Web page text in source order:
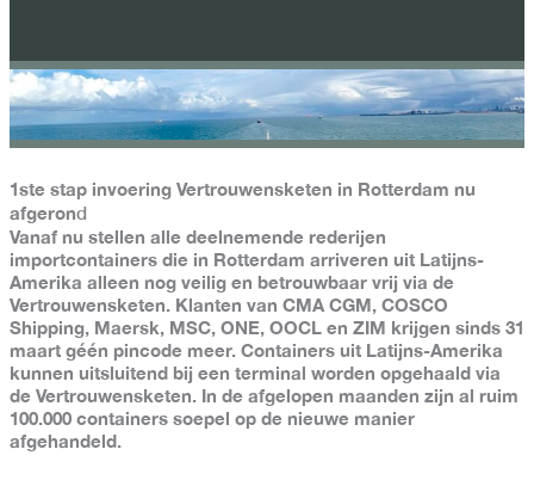
1ste stap invoering Vertrouwensketen in Rotterdam nu
afgerond
Vanaf nu stellen alle deelnemende rederijen
importcontainers die in Rotterdam arriveren uit Latijns-
Amerika alleen nog veilig en betrouwbaar vrij via de
Vertrouwensketen. Klanten van CMA CGM, COSCO
Shipping, Maersk, MSC, ONE, OOCL en ZIM krijgen sinds 31
maart géén pincode meer. Containers uit Latijns-Amerika
kunnen uitsluitend bij een terminal worden opgehaald via
de Vertrouwensketen. In de afgelopen maanden zijn al ruim
100.000 containers soepel op de nieuwe manier
afgehandeld.